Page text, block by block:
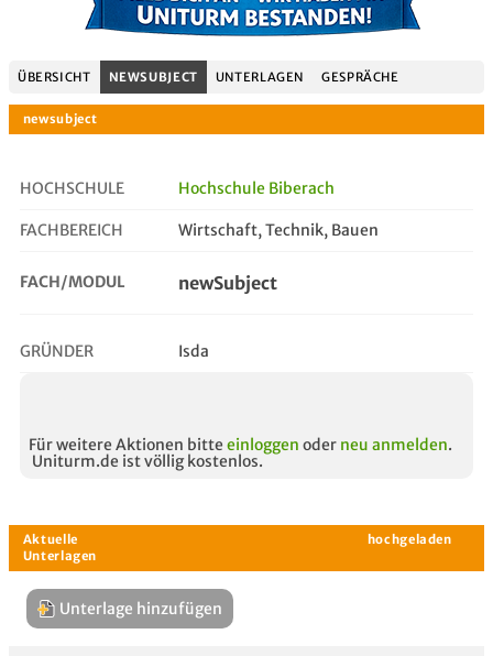
ÜBERSICHT NEWSUBJECT UNTERLAGEN GESPRÄCHE
newsubject
HOCHSCHULE Hochschule Biberach
FACHBEREICH Wirtschaft, Technik, Bauen
FACH/MODUL newSubject
GRÜNDER Isda
Für weitere Aktionen bitte einloggen oder neu anmelden.
Uniturm.de ist völlig kostenlos.
Unterlage hinzufügen